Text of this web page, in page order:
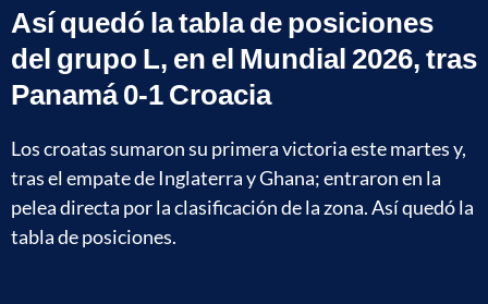
Así quedó la tabla de posiciones
del grupo L, en el Mundial 2026, tras
Panamá 0-1 Croacia
Los croatas sumaron su primera victoria este martes y,
tras el empate de Inglaterra y Ghana; entraron en la
pelea directa por la clasificación de la zona. Así quedó la
tabla de posiciones.